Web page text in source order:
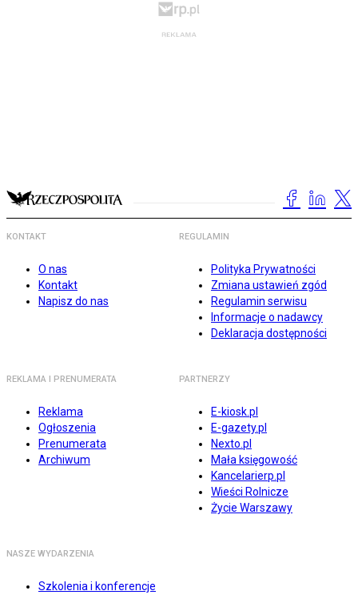
KONTAKT
O nas
Kontakt
Napisz do nas
REGULAMIN
Polityka Prywatności
Zmiana ustawień zgód
Regulamin serwisu
Informacje o nadawcy
Deklaracja dostępności
REKLAMA I PRENUMERATA
Reklama
Ogłoszenia
Prenumerata
Archiwum
PARTNERZY
E-kiosk.pl
E-gazety.pl
Nexto.pl
Mała księgowość
Kancelarierp.pl
Wieści Rolnicze
Życie Warszawy
NASZE WYDARZENIA
Szkolenia i konferencje